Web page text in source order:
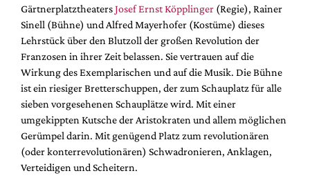
GärtnerplatztheatersJosef Ernst Köpplinger (Regie), Rainer
Sinell (Bühne) und Alfred Mayerhofer (Kostüme) dieses
Lehrstück über den Blutzoll der großen Revolution der
Franzosen in ihrer Zeit belassen. Sie vertrauen auf die
Wirkung des Exemplarischen und auf die Musik. Die Bühne
ist ein riesiger Bretterschuppen, der zum Schauplatz für alle
sieben vorgesehenen Schauplätze wird. Mit einer
umgekippten Kutsche der Aristokraten und allem möglichen
Gerümpel darin. Mit genügend Platz zum revolutionären
(oder konterrevolutionären) Schwadronieren, Anklagen,
Verteidigen und Scheitern.